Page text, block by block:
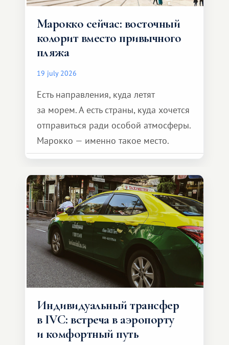
Марокко сейчас: восточный
колорит вместо привычного
пляжа
19 july 2026
Есть направления, куда летят
за морем. А есть страны, куда хочется
отправиться ради особой атмосферы.
Марокко — именно такое место.
Индивидуальный трансфер
в IVC: встреча в аэропорту
и комфортный путь